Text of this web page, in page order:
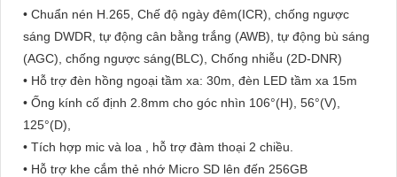
• Chuẩn nén H.265, Chế độ ngày đêm(ICR), chống ngược
sáng DWDR, tự động cân bằng trắng (AWB), tự động bù sáng
(AGC), chống ngược sáng(BLC), Chống nhiễu (2D-DNR)
• Hỗ trợ đèn hồng ngoại tầm xa: 30m, đèn LED tầm xa 15m
• Ống kính cố định 2.8mm cho góc nhìn 106°(H), 56°(V),
125°(D),
• Tích hợp mic và loa , hỗ trợ đàm thoại 2 chiều.
• Hỗ trợ khe cắm thẻ nhớ Micro SD lên đến 256GB